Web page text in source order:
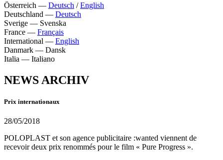
Österreich — Deutsch /English
Deutschland — Deutsch
Sverige — Svenska
France — Français
International — English
Danmark — Dansk
Italia — Italiano
NEWS ARCHIV
Prix internationaux
28/05/2018
POLOPLAST et son agence publicitaire :wanted viennent de
recevoir deux prix renommés pour le film « Pure Progress ».